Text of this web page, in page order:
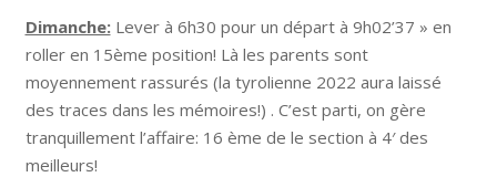
Dimanche:Lever à 6h30 pour un départ à 9h02’37 » en
roller en 15ème position! Là les parents sont
moyennement rassurés (la tyrolienne 2022 aura laissé
des traces dans les mémoires!) . C’est parti, on gère
tranquillement l’affaire: 16 ème de le section à 4′ des
meilleurs!